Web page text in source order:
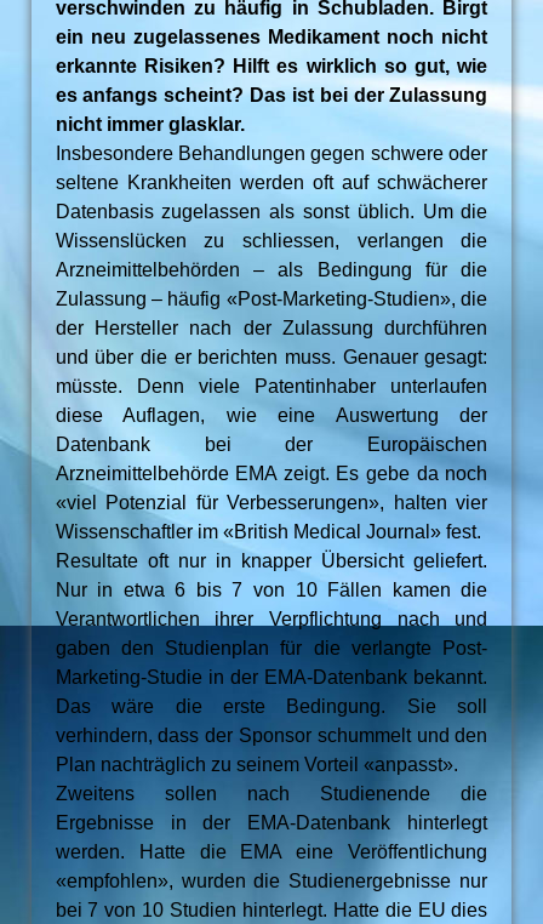
verschwinden zu häufig in Schubladen. Birgt
ein neu zugelassenes Medikament noch nicht
erkannte Risiken? Hilft es wirklich so gut, wie
es anfangs scheint? Das ist bei der Zulassung
nicht immer glasklar.
Insbesondere Behandlungen gegen schwere oder
seltene Krankheiten werden oft auf schwächerer
Datenbasis zugelassen als sonst üblich. Um die
Wissenslücken zu schliessen, verlangen die
Arzneimittelbehörden – als Bedingung für die
Zulassung – häufig «Post-Marketing-Studien», die
der Hersteller nach der Zulassung durchführen
und über die er berichten muss. Genauer gesagt:
müsste. Denn viele Patentinhaber unterlaufen
diese Auflagen, wie eine Auswertung der
Datenbank bei der Europäischen
Arzneimittelbehörde EMA zeigt. Es gebe da noch
«viel Potenzial für Verbesserungen», halten vier
Wissenschaftler im «British Medical Journal» fest.
Resultate oft nur in knapper Übersicht geliefert.
Nur in etwa 6 bis 7 von 10 Fällen kamen die
Verantwortlichen ihrer Verpflichtung nach und
gaben den Studienplan für die verlangte Post-
Marketing-Studie in der EMA-Datenbank bekannt.
Das wäre die erste Bedingung. Sie soll
verhindern, dass der Sponsor schummelt und den
Plan nachträglich zu seinem Vorteil «anpasst».
Zweitens sollen nach Studienende die
Ergebnisse in der EMA-Datenbank hinterlegt
werden. Hatte die EMA eine Veröffentlichung
«empfohlen», wurden die Studienergebnisse nur
bei 7 von 10 Studien hinterlegt. Hatte die EU dies